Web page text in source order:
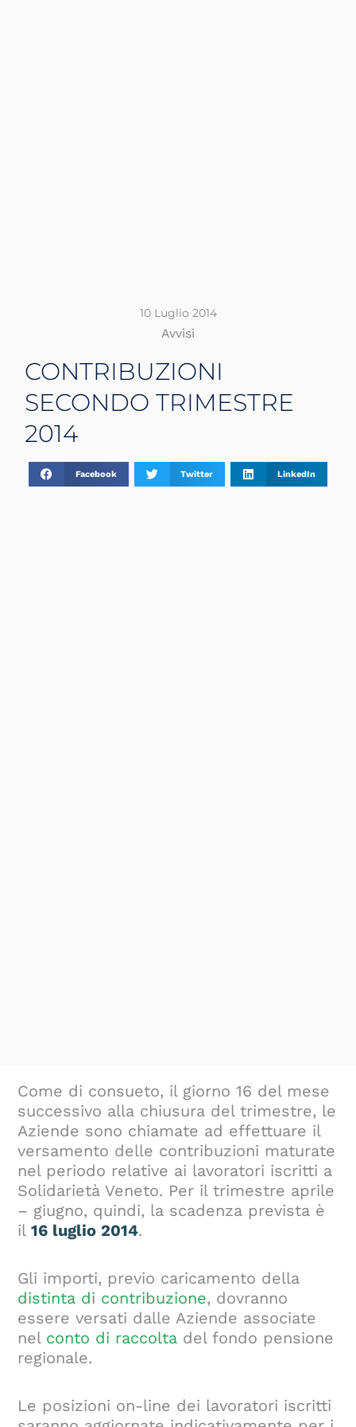
10 Luglio 2014
Avvisi
CONTRIBUZIONI
SECONDO TRIMESTRE
2014
Facebook Twitter LinkedIn
Come di consueto, il giorno 16 del mese
successivo alla chiusura del trimestre, le
Aziende sono chiamate ad effettuare il
versamento delle contribuzioni maturate
nel periodo relative ai lavoratori iscritti a
Solidarietà Veneto. Per il trimestre aprile
– giugno, quindi, la scadenza prevista è
il16 luglio 2014.
Gli importi, previo caricamento della
distinta di contribuzione, dovranno
essere versati dalle Aziende associate
nel conto di raccolta del fondo pensione
regionale.
Le posizioni on-line dei lavoratori iscritti